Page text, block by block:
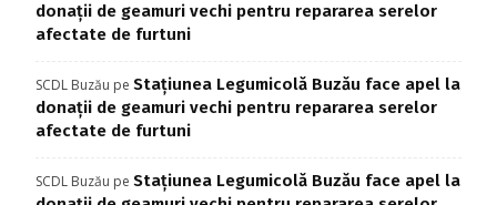
donații de geamuri vechi pentru repararea serelor
afectate de furtuni
SCDL Buzău pe Stațiunea Legumicolă Buzău face apel la
donații de geamuri vechi pentru repararea serelor
afectate de furtuni
SCDL Buzău pe Stațiunea Legumicolă Buzău face apel la